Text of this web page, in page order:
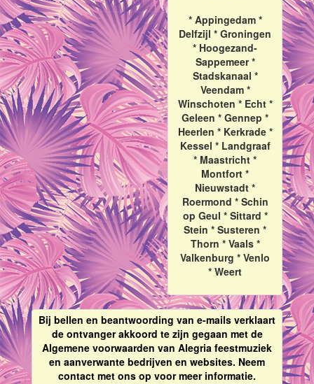
* Appingedam *
Delfzijl * Groningen
* Hoogezand-
Sappemeer *
Stadskanaal *
Veendam *
Winschoten * Echt *
Geleen * Gennep *
Heerlen * Kerkrade *
Kessel * Landgraaf
* Maastricht *
Montfort *
Nieuwstadt *
Roermond * Schin
op Geul * Sittard *
Stein * Susteren *
Thorn * Vaals *
Valkenburg * Venlo
* Weert
Bij bellen en beantwoording van e-mails verklaart
de ontvanger akkoord te zijn gegaan met de
Algemene voorwaarden van Alegria feestmuziek
en aanverwante bedrijven en websites. Neem
contact met ons op voor meer informatie.